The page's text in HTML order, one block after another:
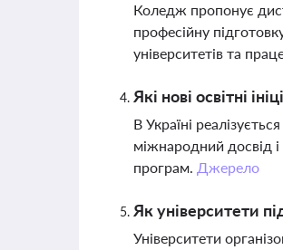
Коледж пропонує
професійну
університетів та
Які нові освітні
В Україні
міжнародний досвід і
програм. Джерело
Як університети
Університети